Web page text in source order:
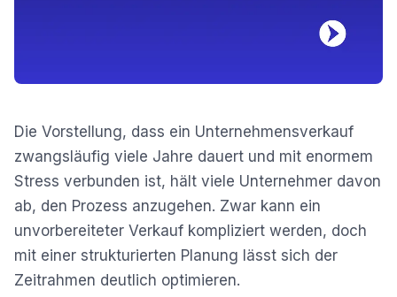
Die Vorstellung, dass ein Unternehmensverkauf
zwangsläufig viele Jahre dauert und mit enormem
Stress verbunden ist, hält viele Unternehmer davon
ab, den Prozess anzugehen. Zwar kann ein
unvorbereiteter Verkauf kompliziert werden, doch
mit einer strukturierten Planung lässt sich der
Zeitrahmen deutlich optimieren.